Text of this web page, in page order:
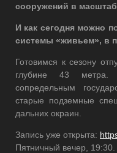
сооружений в
И как сегодня можно
системы «живьем», в
Готовимся к сезону
глубине 43
сопредельным
старые подземные
дальних окраин.
Запись уже открыта:
Пятничный вечер, 19:30.